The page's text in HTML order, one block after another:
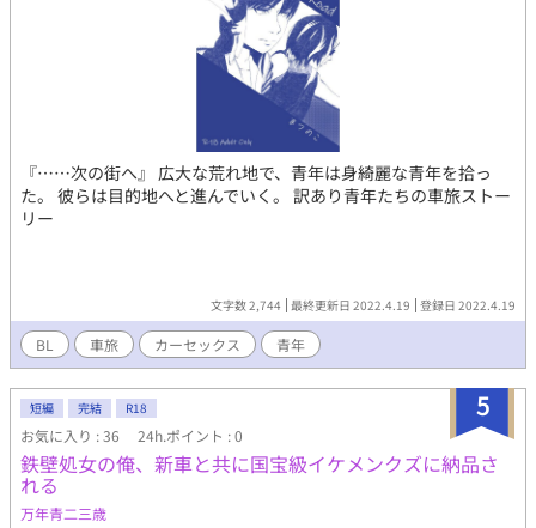
『……次の街へ』 広大な荒れ地で、青年は身綺麗な青年を拾っ
た。 彼らは目的地へと進んでいく。 訳あり青年たちの車旅ストー
リー
文字数 2,744 最終更新日 2022.4.19 登録日 2022.4.19
BL 車旅 カーセックス 青年
5
短編 完結 R18
お気に入り : 36 24h.ポイント : 0
鉄壁処女の俺、新車と共に国宝級イケメンクズに納品さ
れる
万年青二三歳